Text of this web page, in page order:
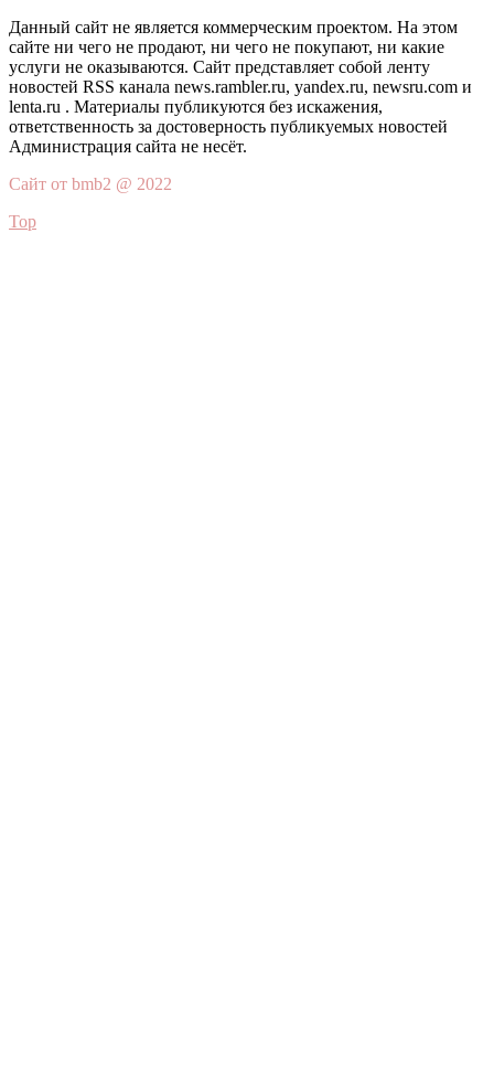
Данный сайт не является коммерческим проектом. На этом
сайте ни чего не продают, ни чего не покупают, ни какие
услуги не оказываются. Сайт представляет собой ленту
новостей RSS канала news.rambler.ru, yandex.ru, newsru.com и
lenta.ru . Материалы публикуются без искажения,
ответственность за достоверность публикуемых новостей
Администрация сайта не несёт.
Сайт от bmb2 @ 2022
Top